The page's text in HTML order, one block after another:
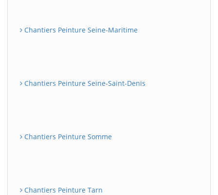
Chantiers Peinture Seine-Maritime
Chantiers Peinture Seine-Saint-Denis
Chantiers Peinture Somme
Chantiers Peinture Tarn